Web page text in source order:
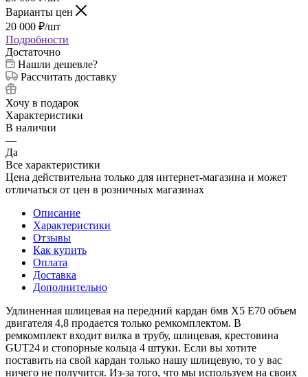
Варианты цен
20 000 ₽/шт
Подробности
Достаточно
Нашли дешевле?
Рассчитать доставку
Хочу в подарок
Характеристики
В наличии
—
Да
Все характеристики
Цена действительна только для интернет-магазина и может
отличаться от цен в розничных магазинах
Описание
Характеристики
Отзывы
Как купить
Оплата
Доставка
Дополнительно
Удлиненная шлицевая на передний кардан бмв Х5 Е70 объем
двигателя 4,8 продается только ремкомплектом. В
ремкомплект входит вилка в трубу, шлицевая, крестовина
GUT24 и стопорные кольца 4 штуки. Если вы хотите
поставить на свой кардан только нашу шлицевую, то у вас
ничего не получится. Из-за того, что мы используем на своих